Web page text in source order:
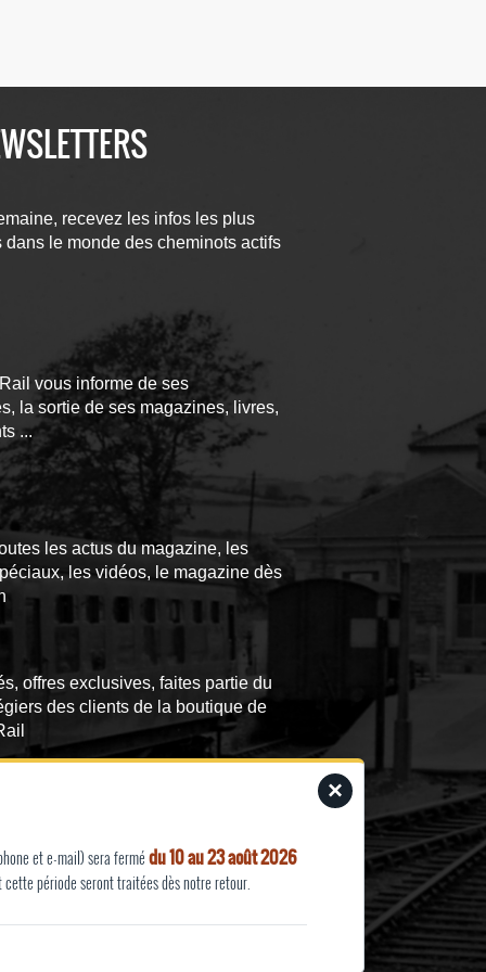
recevez les infos les plus
dans le monde des cheminots actifs
vous informe de ses
la sortie de ses magazines, livres,
...
les actus du magazine, les
les vidéos, le magazine dès
offres exclusives, faites partie du
des clients de la boutique de
(promotions…)
×
et e-mail) sera fermédu 10 au 23 août 2026
cette période seront traitées dès notre retour.